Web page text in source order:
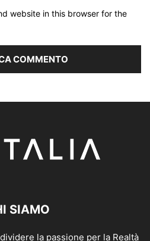
website in this browser for the
SIAMO
la passione per la Realtà